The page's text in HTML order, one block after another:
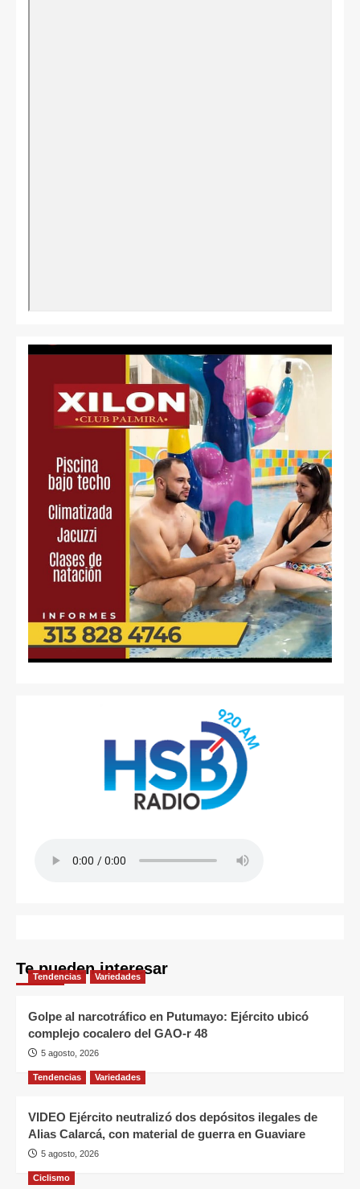
Te pueden interesar
Tendencias Variedades
Golpe al narcotráfico en Putumayo: Ejército ubicó
complejo cocalero del GAO-r 48
5 agosto, 2026
Tendencias Variedades
VIDEO Ejército neutralizó dos depósitos ilegales de
Alias Calarcá, con material de guerra en Guaviare
5 agosto, 2026
Ciclismo